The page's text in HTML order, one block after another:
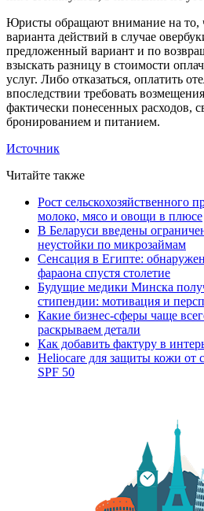
Юристы обращают внимание на то,
варианта действий в случае
предложенный вариант и по
взыскать разницу в стоимости
услуг. Либо отказаться, оплатить
впоследствии требовать
фактически понесенных расходов,
бронированием и питанием.
Источник
Читайте также
Рост сельскохозяйственного
молоко, мясо и овощи в плюсе
В Беларуси введены
неустойки по микрозаймам
Сенсация в Египте:
фараона спустя столетие
Будущие медики Минска
стипендии: мотивация и
Какие бизнес-сферы чаще
раскрываем детали
Как добавить фактуру в
Heliocare для защиты кожи от
SPF 50